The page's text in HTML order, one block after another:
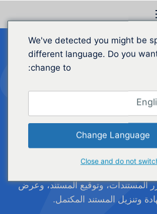
قائمة
طعام
إرسال المستندات
وإدارتها في
أيساين
مرحبًا بك في AiSign! سيرشدك هذا الدليل خلال
المستندات، وتوقيع المستند، وعرض
وتنزيل المستند المكتمل.
We've detected you might be
different language. Do you
change to:
Change Language
Close and do not